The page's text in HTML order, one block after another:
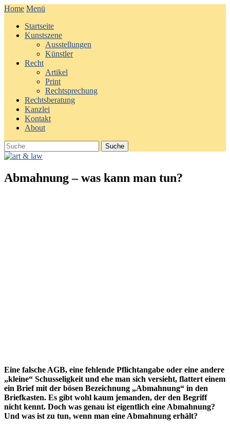
Home Menü
Startseite
Kunstszene
Ausstellungen
Künstler
Recht
Artikel
Print
Rechtsprechung
Rechtsberatung
Kanzlei
Kontakt
About
Abmahnung – was kann man tun?
Eine falsche AGB, eine fehlende Pflichtangabe oder eine andere
„kleine“ Schusseligkeit und ehe man sich versieht, flattert einem
ein Brief mit der bösen Bezeichnung „Abmahnung“ in den
Briefkasten. Es gibt wohl kaum jemanden, der den Begriff
nicht kennt. Doch was genau ist eigentlich eine Abmahnung?
Und was ist zu tun, wenn man eine Abmahnung erhält?